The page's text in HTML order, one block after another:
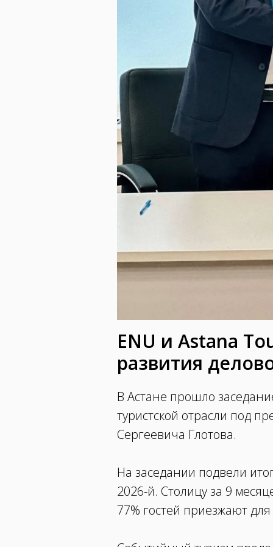
ENU и Astana
развития
В Астане прошло
туристской отрасли под
Сергеевича Глотова.
На заседании подвели
2026-й. Столицу за 9
77% гостей приезжают